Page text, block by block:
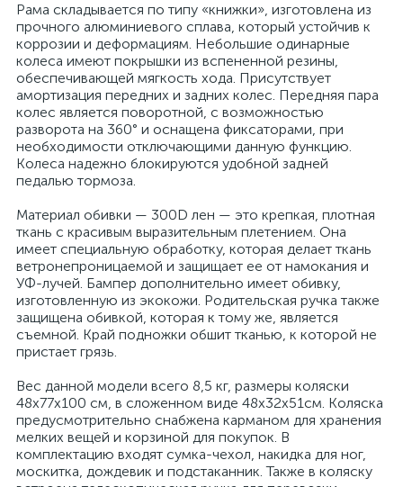
Рама складывается по типу «книжки», изготовлена из
прочного алюминиевого сплава, который устойчив к
коррозии и деформациям. Небольшие одинарные
колеса имеют покрышки из вспененной резины,
обеспечивающей мягкость хода. Присутствует
амортизация передних и задних колес. Передняя пара
колес является поворотной, с возможностью
разворота на 360° и оснащена фиксаторами, при
необходимости отключающими данную функцию.
Колеса надежно блокируются удобной задней
педалью тормоза.
Материал обивки — 300D лен — это крепкая, плотная
ткань с красивым выразительным плетением. Она
имеет специальную обработку, которая делает ткань
ветронепроницаемой и защищает ее от намокания и
УФ-лучей. Бампер дополнительно имеет обивку,
изготовленную из экокожи. Родительская ручка также
защищена обивкой, которая к тому же, является
съемной. Край подножки обшит тканью, к которой не
пристает грязь.
Вес данной модели всего 8,5 кг, размеры коляски
48х77х100 см, в сложенном виде 48х32х51см. Коляска
предусмотрительно снабжена карманом для хранения
мелких вещей и корзиной для покупок. В
комплектацию входят сумка-чехол, накидка для ног,
москитка, дождевик и подстаканник. Также в коляску